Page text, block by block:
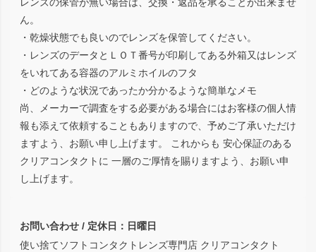
ん。
・乾燥状態でも良いのでレンズを保管してください。
・レンズのデータとＬＯＴ番号が印刷してある外箱又はレンズ
をいれてある容器のアルミホイルのフタ
・どのような状況であったか分かるような簡単なメモ
尚、メーカーで調査をする必要がある場合にはお客様の個人情
報も添えて依頼することもありますので、予めご了承いただけ
ますよう、お願い申し上げます。 これからも 安心保証のある
クリアコンタクトに 一層のご厚情を賜りますよう、お願い申
し上げます。
お問い合わせ / 定休日：日曜日
使い捨てソフトコンタクトレンズ専門店 クリアコンタクト